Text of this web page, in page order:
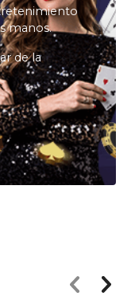
manos.
de la